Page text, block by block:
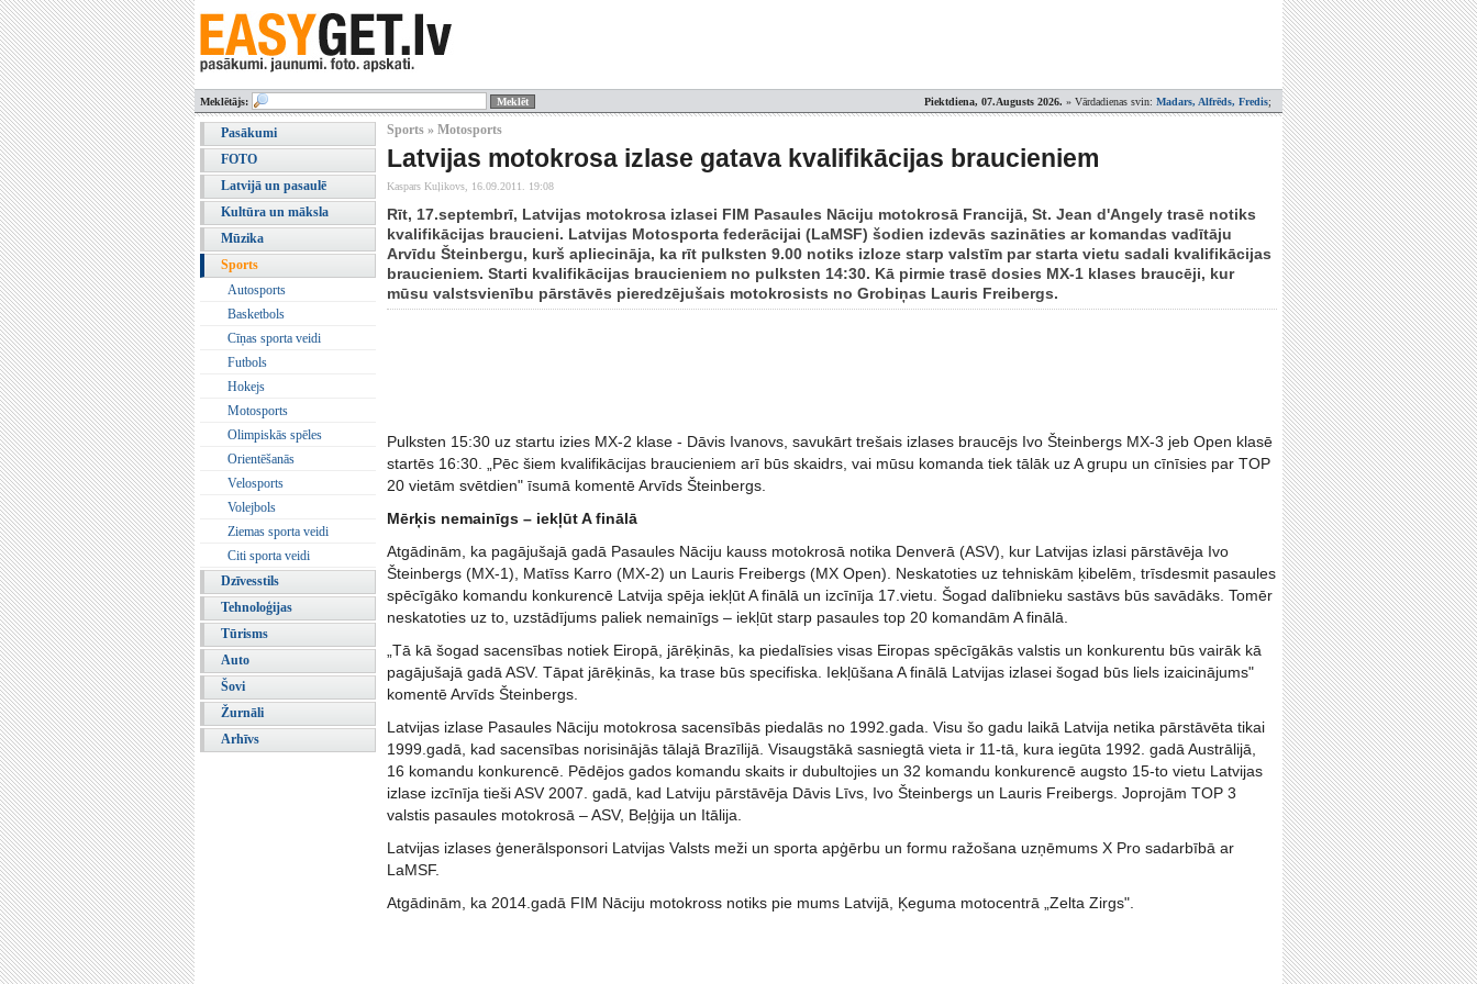
Piektdiena, 07.Augusts 2026. » Vārdadienas svin: Madars, Alfrēds, Fredis;
Meklētājs:
Pasākumi
FOTO
Latvijā un pasaulē
Kultūra un māksla
Mūzika
Sports
Autosports
Basketbols
Cīņas sporta veidi
Futbols
Hokejs
Motosports
Olimpiskās spēles
Orientēšanās
Velosports
Volejbols
Ziemas sporta veidi
Citi sporta veidi
Dzīvesstils
Tehnoloģijas
Tūrisms
Auto
Šovi
Žurnāli
Arhīvs
Sports » Motosports
Latvijas motokrosa izlase gatava kvalifikācijas braucieniem
Kaspars Kuļikovs, 16.09.2011. 19:08
Rīt, 17.septembrī, Latvijas motokrosa izlasei FIM Pasaules Nāciju motokrosā Francijā, St. Jean d'Angely trasē notiks
kvalifikācijas braucieni. Latvijas Motosporta federācijai (LaMSF) šodien izdevās sazināties ar komandas vadītāju
Arvīdu Šteinbergu, kurš apliecināja, ka rīt pulksten 9.00 notiks izloze starp valstīm par starta vietu sadali kvalifikācijas
braucieniem. Starti kvalifikācijas braucieniem no pulksten 14:30. Kā pirmie trasē dosies MX-1 klases braucēji, kur
mūsu valstsvienību pārstāvēs pieredzējušais motokrosists no Grobiņas Lauris Freibergs.
Pulksten 15:30 uz startu izies MX-2 klase - Dāvis Ivanovs, savukārt trešais izlases braucējs Ivo Šteinbergs MX-3 jeb Open klasē
startēs 16:30. „Pēc šiem kvalifikācijas braucieniem arī būs skaidrs, vai mūsu komanda tiek tālāk uz A grupu un cīnīsies par TOP
20 vietām svētdien" īsumā komentē Arvīds Šteinbergs.
Mērķis nemainīgs – iekļūt A finālā
Atgādinām, ka pagājušajā gadā Pasaules Nāciju kauss motokrosā notika Denverā (ASV), kur Latvijas izlasi pārstāvēja Ivo
Šteinbergs (MX-1), Matīss Karro (MX-2) un Lauris Freibergs (MX Open). Neskatoties uz tehniskām ķibelēm, trīsdesmit pasaules
spēcīgāko komandu konkurencē Latvija spēja iekļūt A finālā un izcīnīja 17.vietu. Šogad dalībnieku sastāvs būs savādāks. Tomēr
neskatoties uz to, uzstādījums paliek nemainīgs – iekļūt starp pasaules top 20 komandām A finālā.
„Tā kā šogad sacensības notiek Eiropā, jārēķinās, ka piedalīsies visas Eiropas spēcīgākās valstis un konkurentu būs vairāk kā
pagājušajā gadā ASV. Tāpat jārēķinās, ka trase būs specifiska. Iekļūšana A finālā Latvijas izlasei šogad būs liels izaicinājums"
komentē Arvīds Šteinbergs.
Latvijas izlase Pasaules Nāciju motokrosa sacensībās piedalās no 1992.gada. Visu šo gadu laikā Latvija netika pārstāvēta tikai
1999.gadā, kad sacensības norisinājās tālajā Brazīlijā. Visaugstākā sasniegtā vieta ir 11-tā, kura iegūta 1992. gadā Austrālijā,
16 komandu konkurencē. Pēdējos gados komandu skaits ir dubultojies un 32 komandu konkurencē augsto 15-to vietu Latvijas
izlase izcīnīja tieši ASV 2007. gadā, kad Latviju pārstāvēja Dāvis Līvs, Ivo Šteinbergs un Lauris Freibergs. Joprojām TOP 3
valstis pasaules motokrosā – ASV, Beļģija un Itālija.
Latvijas izlases ģenerālsponsori Latvijas Valsts meži un sporta apģērbu un formu ražošana uzņēmums X Pro sadarbībā ar
LaMSF.
Atgādinām, ka 2014.gadā FIM Nāciju motokross notiks pie mums Latvijā, Ķeguma motocentrā „Zelta Zirgs".